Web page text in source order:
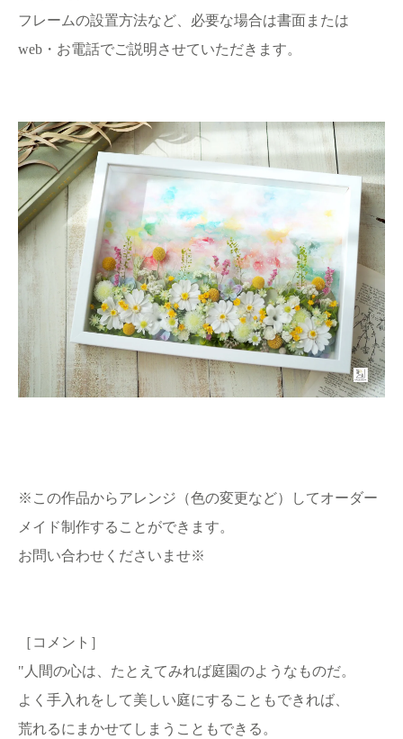
フレームの設置方法など、必要な場合は書面または
web・お電話でご説明させていただきます。
※この作品からアレンジ（色の変更など）してオーダー
メイド制作することができます。
お問い合わせくださいませ※
［コメント］
"人間の心は、たとえてみれば庭園のようなものだ。
よく手入れをして美しい庭にすることもできれば、
荒れるにまかせてしまうこともできる。